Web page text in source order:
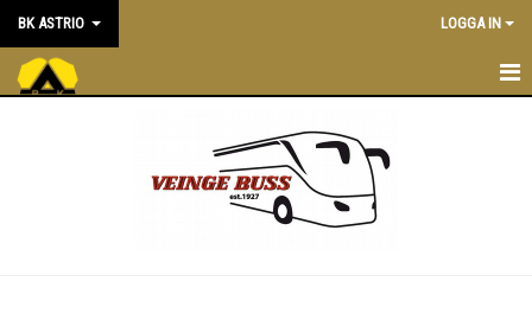
BK ASTRIO LOGGA IN